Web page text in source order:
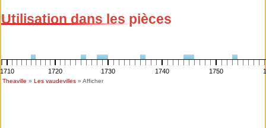
Utilisation dans les pièces
1710 1720 1730 1740 1750
Theaville » Les vaudevilles» Afficher